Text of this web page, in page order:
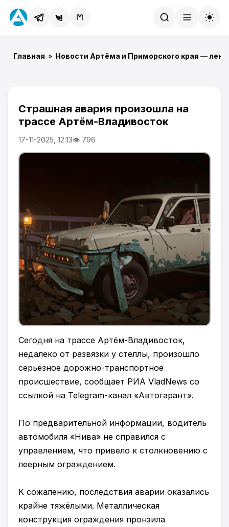
Главная » Новости Артёма и Приморского края —
Страшная авария произошла на
трассе Артём-Владивосток
17-11-2025, 12:13👁 796
Сегодня на трассе Артём-Владивосток,
недалеко от развязки у стеллы, произошло
серьёзное дорожно-транспортное
происшествие, сообщает РИА VladNews со
ссылкой на Telegram-канал «Автогарант».
По предварительной информации, водитель
автомобиля «Нива» не справился с
управлением, что привело к столкновению с
леерным ограждением.
К сожалению, последствия аварии оказались
крайне тяжёлыми. Металлическая
конструкция ограждения пронзила